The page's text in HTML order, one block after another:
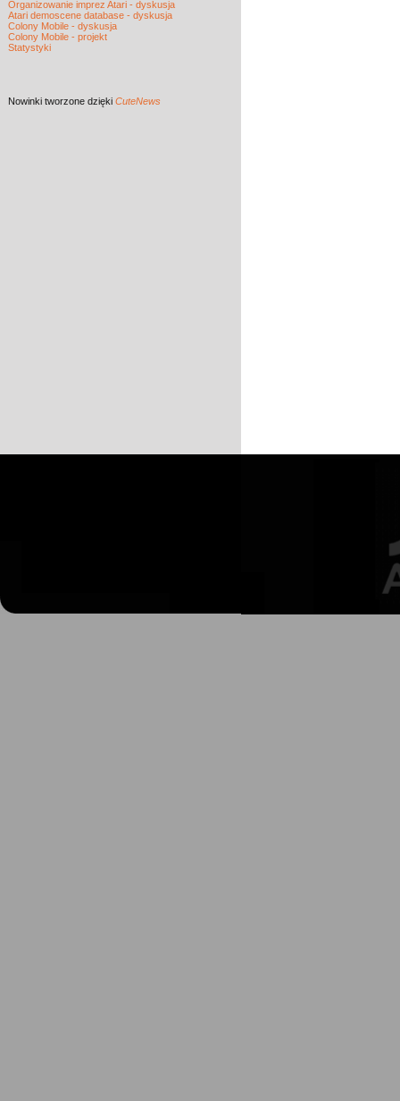
Organizowanie imprez Atari - dyskusja
Atari demoscene database - dyskusja
Colony Mobile - dyskusja
Colony Mobile - projekt
Statystyki
Nowinki tworzone dzięki CuteNews